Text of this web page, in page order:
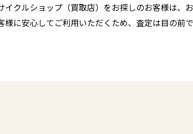
イクルショップ（買取店）をお探しのお客様は、
様に安心してご利用いただくため、査定は目の前で